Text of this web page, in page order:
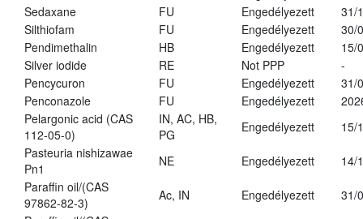
Sedaxane
FU Engedélyezett
31/
Silthiofam
FU Engedélyezett
30/
Pendimethalin
HB Engedélyezett
15/
Silver iodide
RE Not PPP
-
Pencycuron
FU Engedélyezett
31/
Penconazole
FU Engedélyezett
Pelargonic acid (CAS
112-05-0)
IN, AC, HB,
PG
Engedélyezett
15/
Pasteuria nishizawae
Pn1
NE Engedélyezett
14/
Paraffin oil/(CAS
97862-82-3)
Ac, IN Engedélyezett
31/